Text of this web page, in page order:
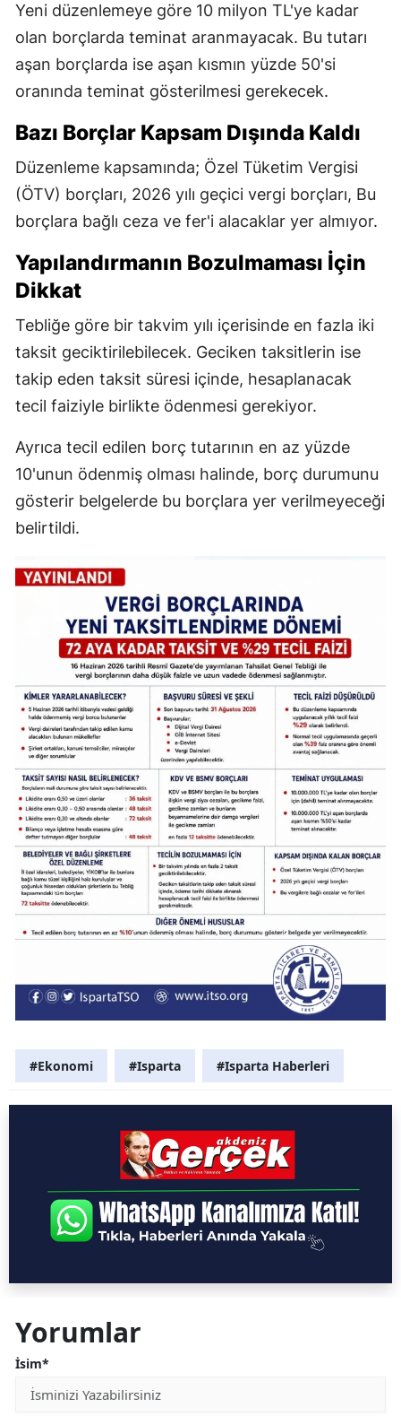
Yeni düzenlemeye göre 10 milyon TL'ye kadar
olan borçlarda teminat aranmayacak. Bu tutarı
aşan borçlarda ise aşan kısmın yüzde 50'si
oranında teminat gösterilmesi gerekecek.
Bazı Borçlar Kapsam Dışında Kaldı
Düzenleme kapsamında; Özel Tüketim Vergisi
(ÖTV) borçları, 2026 yılı geçici vergi borçları, Bu
borçlara bağlı ceza ve fer'i alacaklar yer almıyor.
Yapılandırmanın Bozulmaması İçin
Dikkat
Tebliğe göre bir takvim yılı içerisinde en fazla iki
taksit geciktirilebilecek. Geciken taksitlerin ise
takip eden taksit süresi içinde, hesaplanacak
tecil faiziyle birlikte ödenmesi gerekiyor.
Ayrıca tecil edilen borç tutarının en az yüzde
10'unun ödenmiş olması halinde, borç durumunu
gösterir belgelerde bu borçlara yer verilmeyeceği
belirtildi.
#Ekonomi #Isparta #Isparta Haberleri
Yorumlar
İsim*